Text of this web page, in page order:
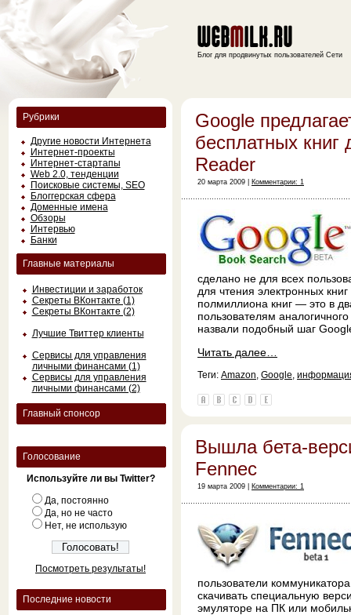
Рубрики
Другие новости Интернета
Интернет-проекты
Интернет-стартапы
Web 2.0, тенденции
Поисковые системы, SEO
Блоггерская сфера
Доменные имена
Обзоры
Интервью
Банки
Главные материалы
Инвестиции и заработок
Секреты ВКонтакте (1)
Секреты ВКонтакте (2)
Лучшие Твиттер клиенты
Сервисы для управления
личными финансами (1)
Сервисы для управления
личными финансами (2)
Главный спонсор
Голосование
Используйте ли вы Twitter?
Да, постоянно
Да, но не часто
Нет, не использую
Посмотреть результаты!
Последние новости
Блог для продвинутых пользователей Сети
Google
бесплатных книг
Reader
20 марта 2009 | Комментарии: 1
сделано не для всех
для чтения электронных
полмиллиона книг — это в
пользователям
назвали подобный шаг
Читать далее…
Теги: Amazon, Google,
Вышла бета-
Fennec
19 марта 2009 | Комментарии: 1
пользователи
скачивать специальную
эмуляторе на ПК или